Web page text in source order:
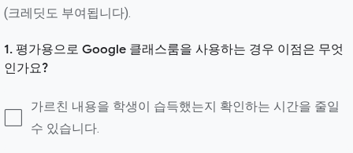
(크레딧도 부여됩니다).
1. 평가용으로 Google 클래스룸을 사용하는 경우 이점은 무엇
인가요?
가르친 내용을 학생이 습득했는지 확인하는 시간을 줄일
수 있습니다.